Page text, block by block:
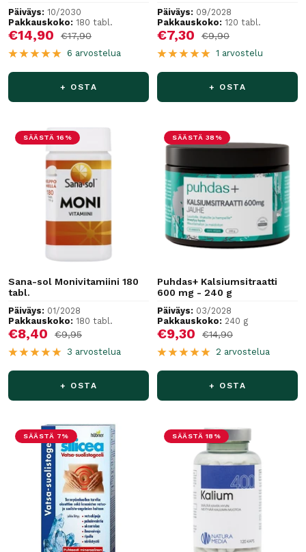
Päiväys: 10/2030
Pakkauskoko: 180 tabl.
Alennushinta
€14,90 Normaalihinta
€17,90
6 arvostelua
+ OSTA
Päiväys: 09/2028
Pakkauskoko: 120 tabl.
Alennushinta
€7,30 Normaalihinta
€9,90
1 arvostelu
+ OSTA
SÄÄSTÄ 16%
Sana-sol Monivitamiini 180
tabl.
Päiväys: 01/2028
Pakkauskoko: 180 tabl.
Alennushinta
€8,40 Normaalihinta
€9,95
3 arvostelua
+ OSTA
SÄÄSTÄ 38%
Puhdas+ Kalsiumsitraatti
600 mg - 240 g
Päiväys: 03/2028
Pakkauskoko: 240 g
Alennushinta
€9,30 Normaalihinta
€14,90
2 arvostelua
+ OSTA
SÄÄSTÄ 7% SÄÄSTÄ 18%